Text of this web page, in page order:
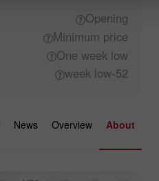
Opening
Minimum price
One week low
52-week
low
About
Overview
News